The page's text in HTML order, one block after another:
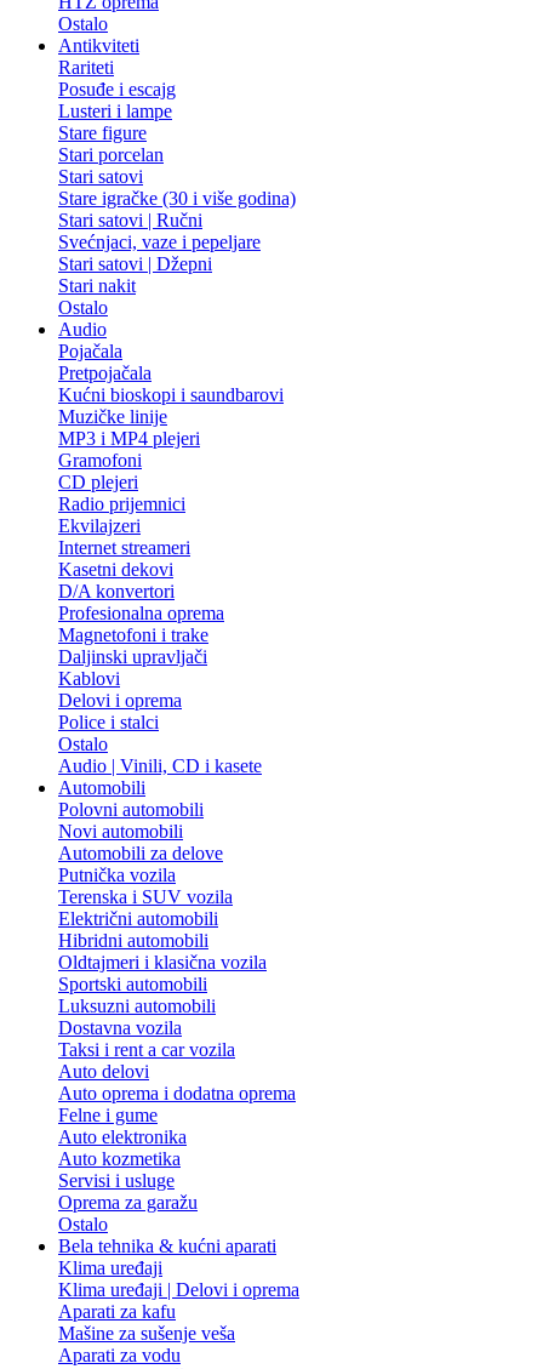
Ostalo
Antikviteti
Rariteti
Posuđe i escajg
Lusteri i lampe
Stare figure
Stari porcelan
Stari satovi
Stare igračke (30 i više godina)
Stari satovi | Ručni
Svećnjaci, vaze i pepeljare
Stari satovi | Džepni
Stari nakit
Ostalo
Audio
Pojačala
Pretpojačala
Kućni bioskopi i saundbarovi
Muzičke linije
MP3 i MP4 plejeri
Gramofoni
CD plejeri
Radio prijemnici
Ekvilajzeri
Internet streameri
Kasetni dekovi
D/A konvertori
Profesionalna oprema
Magnetofoni i trake
Daljinski upravljači
Kablovi
Delovi i oprema
Police i stalci
Ostalo
Audio | Vinili, CD i kasete
Automobili
Polovni automobili
Novi automobili
Automobili za delove
Putnička vozila
Terenska i SUV vozila
Električni automobili
Hibridni automobili
Oldtajmeri i klasična vozila
Sportski automobili
Luksuzni automobili
Dostavna vozila
Taksi i rent a car vozila
Auto delovi
Auto oprema i dodatna oprema
Felne i gume
Auto elektronika
Auto kozmetika
Servisi i usluge
Oprema za garažu
Ostalo
Bela tehnika & kućni aparati
Klima uređaji
Klima uređaji | Delovi i oprema
Aparati za kafu
Mašine za sušenje veša
Aparati za vodu